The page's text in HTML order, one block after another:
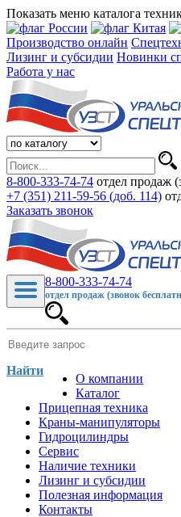
Показать меню каталога
Производство онлайн
Лизинг и субсидии Новинки
Работа у нас
8-800-333-74-74 отдел продаж
+7 (351) 211-59-56 (доб. 114)
Заказать звонок
8-800-333-74-74
отдел продаж (звонок
Найти
О компании
Каталог
Прицепная техника
Краны-манипуляторы
Гидроцилиндры
Сервис
Наличие техники
Лизинг и субсидии
Полезная информация
Контакты